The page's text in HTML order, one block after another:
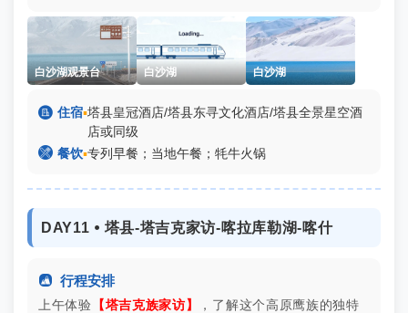
白沙湖观景台 白沙湖 白沙湖
 住宿▪塔县皇冠酒店/塔县东寻文化酒店/塔县全景星空酒
店或同级
 餐饮▪专列早餐；当地午餐；牦牛火锅
DAY11 ⦁ 塔县-塔吉克家访-喀拉库勒湖-喀什
 行程安排
上午体验 【塔吉克族家访】
，了解这个高原鹰族的独特